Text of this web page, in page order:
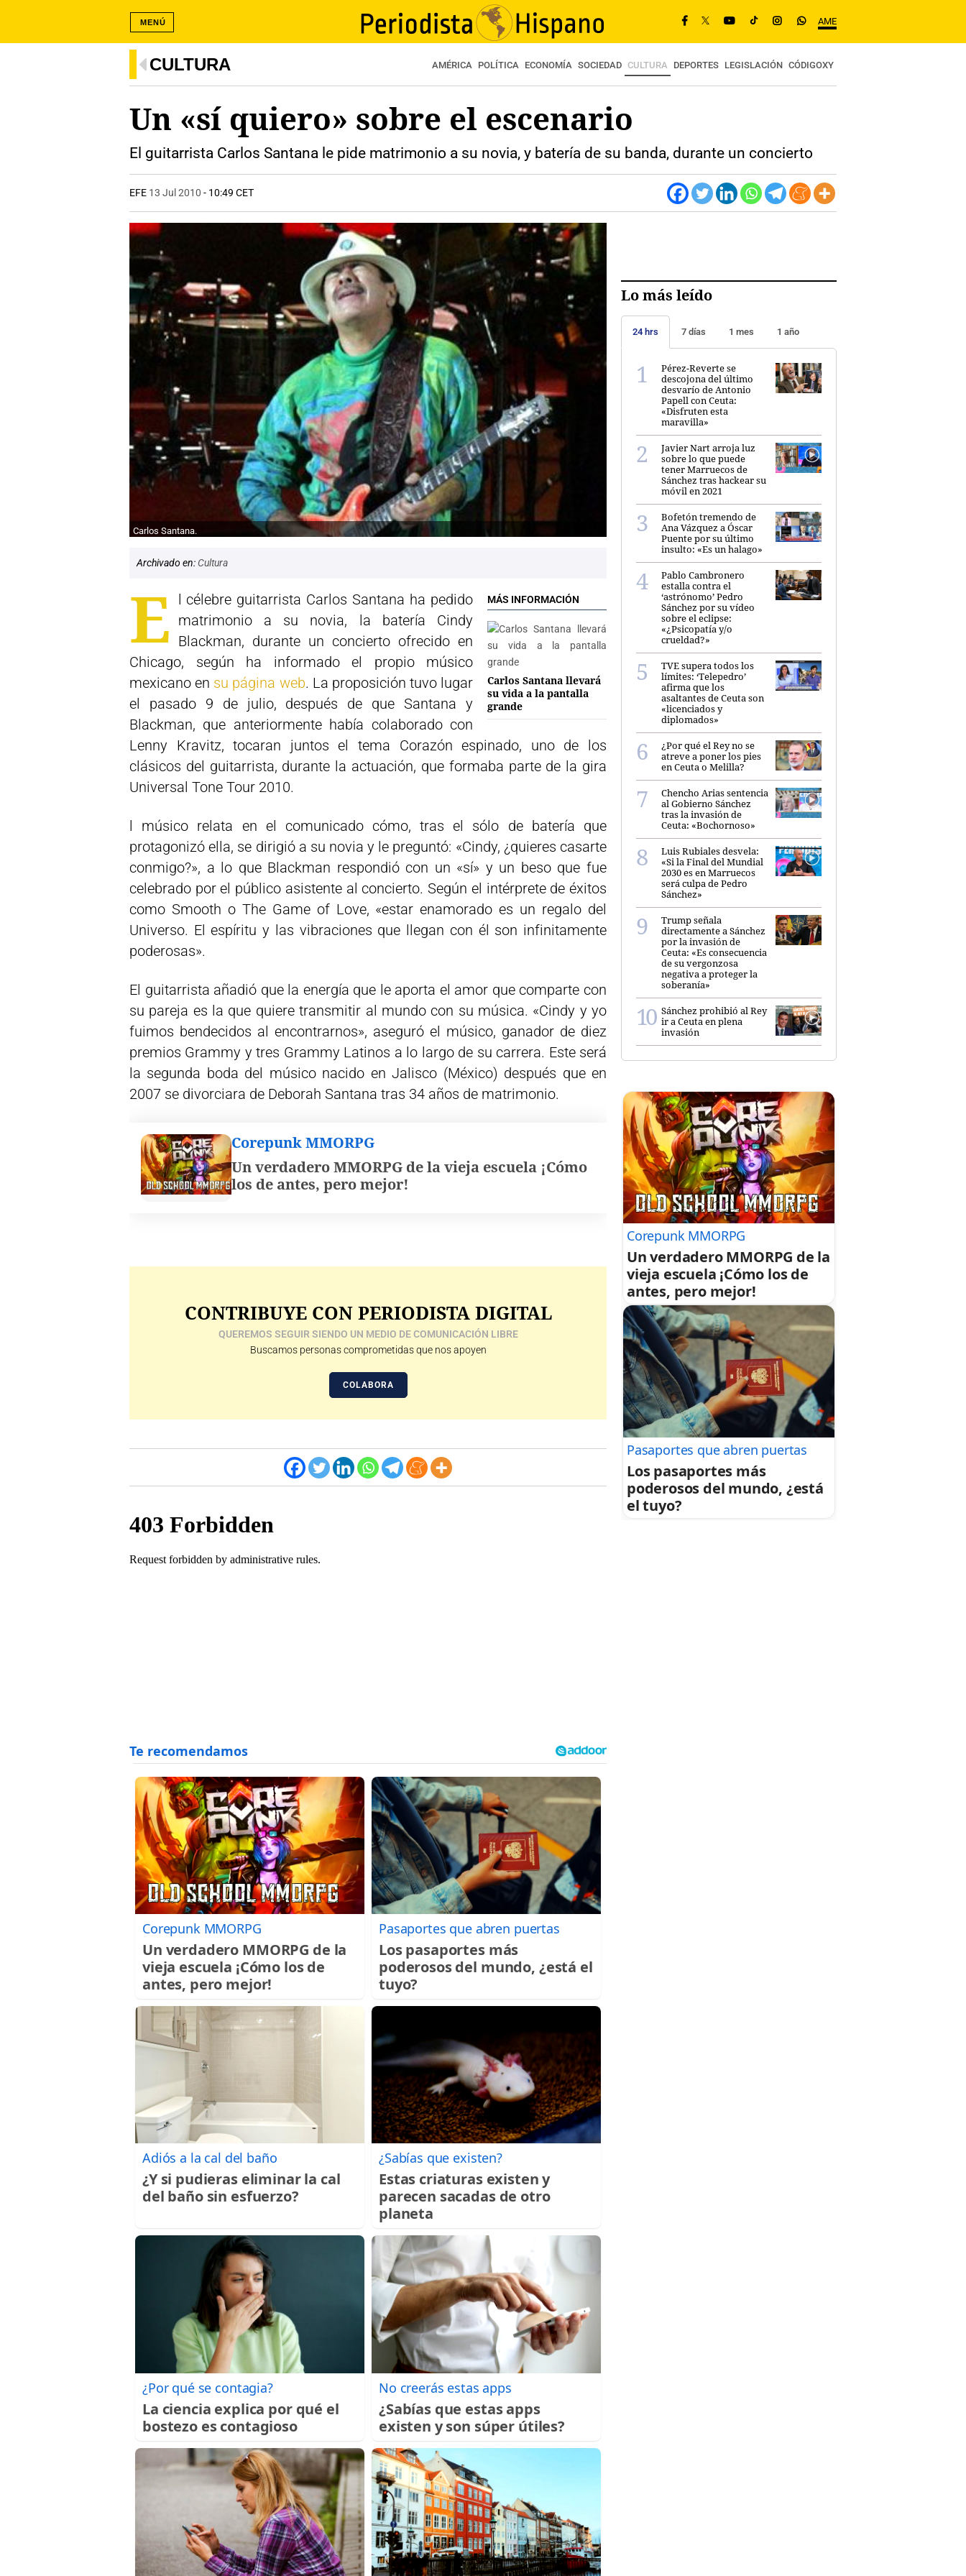
AME
MENÚ
CULTURA AMÉRICA POLÍTICA ECONOMÍA SOCIEDAD CULTURA DEPORTES LEGISLACIÓN CÓDIGOXY
Un «sí quiero» sobre el escenario
El guitarrista Carlos Santana le pide matrimonio a su novia, y batería de su banda, durante un concierto
EFE 13 Jul 2010 - 10:49 CET
Carlos Santana.
Archivado en: Cultura
MÁS INFORMACIÓN
Carlos Santana llevará
su vida a la pantalla
grande
E
l célebre guitarrista Carlos Santana ha pedido
matrimonio a su novia, la batería Cindy
Blackman, durante un concierto ofrecido en
Chicago, según ha informado el propio músico
mexicano en su página web. La proposición tuvo lugar
el pasado 9 de julio, después de que Santana y
Blackman, que anteriormente había colaborado con
Lenny Kravitz, tocaran juntos el tema Corazón espinado, uno de los
clásicos del guitarrista, durante la actuación, que formaba parte de la gira
Universal Tone Tour 2010.
l músico relata en el comunicado cómo, tras el sólo de batería que
protagonizó ella, se dirigió a su novia y le preguntó: «Cindy, ¿quieres casarte
conmigo?», a lo que Blackman respondió con un «sí» y un beso que fue
celebrado por el público asistente al concierto. Según el intérprete de éxitos
como Smooth o The Game of Love, «estar enamorado es un regalo del
Universo. El espíritu y las vibraciones que llegan con él son infinitamente
poderosas».
El guitarrista añadió que la energía que le aporta el amor que comparte con
su pareja es la que quiere transmitir al mundo con su música. «Cindy y yo
fuimos bendecidos al encontrarnos», aseguró el músico, ganador de diez
premios Grammy y tres Grammy Latinos a lo largo de su carrera. Este será
la segunda boda del músico nacido en Jalisco (México) después que en
2007 se divorciara de Deborah Santana tras 34 años de matrimonio.
Corepunk MMORPG
Un verdadero MMORPG de la vieja escuela ¡Cómo
los de antes, pero mejor!
CONTRIBUYE CON PERIODISTA DIGITAL
QUEREMOS SEGUIR SIENDO UN MEDIO DE COMUNICACIÓN LIBRE
Buscamos personas comprometidas que nos apoyen
COLABORA
Corepunk MMORPG
Un verdadero MMORPG de la
vieja escuela ¡Cómo los de
antes, pero mejor!
Pasaportes que abren puertas
Los pasaportes más
poderosos del mundo, ¿está el
tuyo?
Adiós a la cal del baño
¿Y si pudieras eliminar la cal
del baño sin esfuerzo?
¿Sabías que existen?
Estas criaturas existen y
parecen sacadas de otro
planeta
¿Por qué se contagia?
La ciencia explica por qué el
bostezo es contagioso
No creerás estas apps
¿Sabías que estas apps
existen y son súper útiles?
Lo más leído
24 hrs 7 días 1 mes 1 año
Pérez-Reverte se
descojona del último
desvarío de Antonio
Papell con Ceuta:
«Disfruten esta
maravilla»
Javier Nart arroja luz
sobre lo que puede
tener Marruecos de
Sánchez tras hackear su
móvil en 2021
Bofetón tremendo de
Ana Vázquez a Óscar
Puente por su último
insulto: «Es un halago»
Pablo Cambronero
estalla contra el
‘astrónomo’ Pedro
Sánchez por su vídeo
sobre el eclipse:
«¿Psicopatía y/o
crueldad?»
TVE supera todos los
límites: ‘Telepedro’
afirma que los
asaltantes de Ceuta son
«licenciados y
diplomados»
¿Por qué el Rey no se
atreve a poner los pies
en Ceuta o Melilla?
Chencho Arias sentencia
al Gobierno Sánchez
tras la invasión de
Ceuta: «Bochornoso»
Luis Rubiales desvela:
«Si la Final del Mundial
2030 es en Marruecos
será culpa de Pedro
Sánchez»
Trump señala
directamente a Sánchez
por la invasión de
Ceuta: «Es consecuencia
de su vergonzosa
negativa a proteger la
soberanía»
Sánchez prohibió al Rey
ir a Ceuta en plena
invasión
Corepunk MMORPG
Un verdadero MMORPG de la
vieja escuela ¡Cómo los de
antes, pero mejor!
Pasaportes que abren puertas
Los pasaportes más
poderosos del mundo, ¿está
el tuyo?